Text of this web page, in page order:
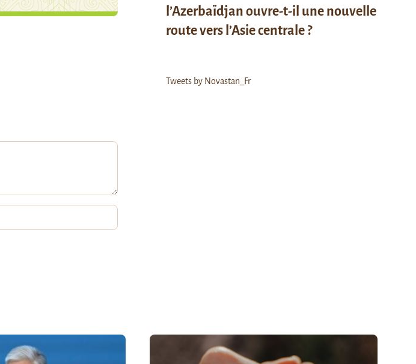
l’Azerbaïdjan ouvre-t-il une nouvelle
route vers l’Asie centrale ?
Tweets by Novastan_Fr